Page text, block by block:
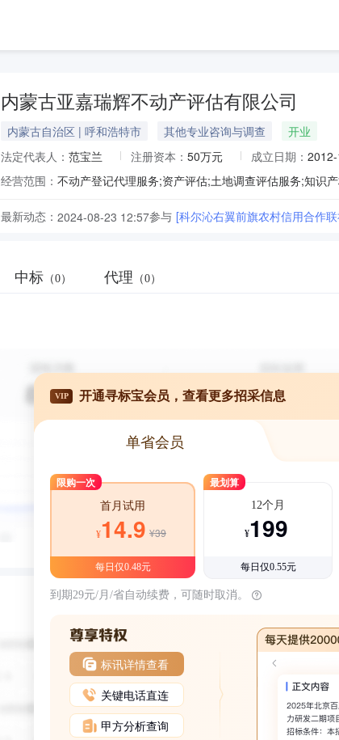
内蒙古亚嘉瑞辉不动产评估有限公司
内蒙古自治区 | 呼和浩特市 其他专业咨询与调查
开业
法定代表人： 范宝兰 注册资本： 50万元 成立日期：
经营范围： 不动产登记代理服务;资产评估;土地调查评估服务;知识
最新动态： 2024-08-23 12:57参与 [科尔沁右翼前旗农村信用合作
中标 （0） 代理 （0）
VIP 开通寻标宝会员，查看更多招采信息
单省会员
限购一次
首月试用
¥14.9 ¥39
每日仅0.48元
最划算
12个月
¥199
每日仅0.55元
到期29元/月/省自动续费，可随时取消。
标讯详情查看
关键电话直连
甲方分析查询